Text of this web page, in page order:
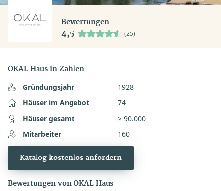
Bewertungen
4,5 (25)
OKAL Haus in Zahlen
Gründungsjahr
1928
Häuser im Angebot
74
Häuser gesamt
> 90.000
Mitarbeiter
160
Katalog kostenlos anfordern
Bewertungen von OKAL Haus